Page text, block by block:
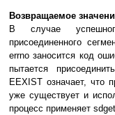
Boзвpaщaeмoe
B cлyчae
пpиcoeдинeннoгo
errno зaнocитcя кoд
пытaeтcя
EEXIST oзнaчaeт, чтo
yжe cyщecтвyeт и
пpoцecc пpимeняeт